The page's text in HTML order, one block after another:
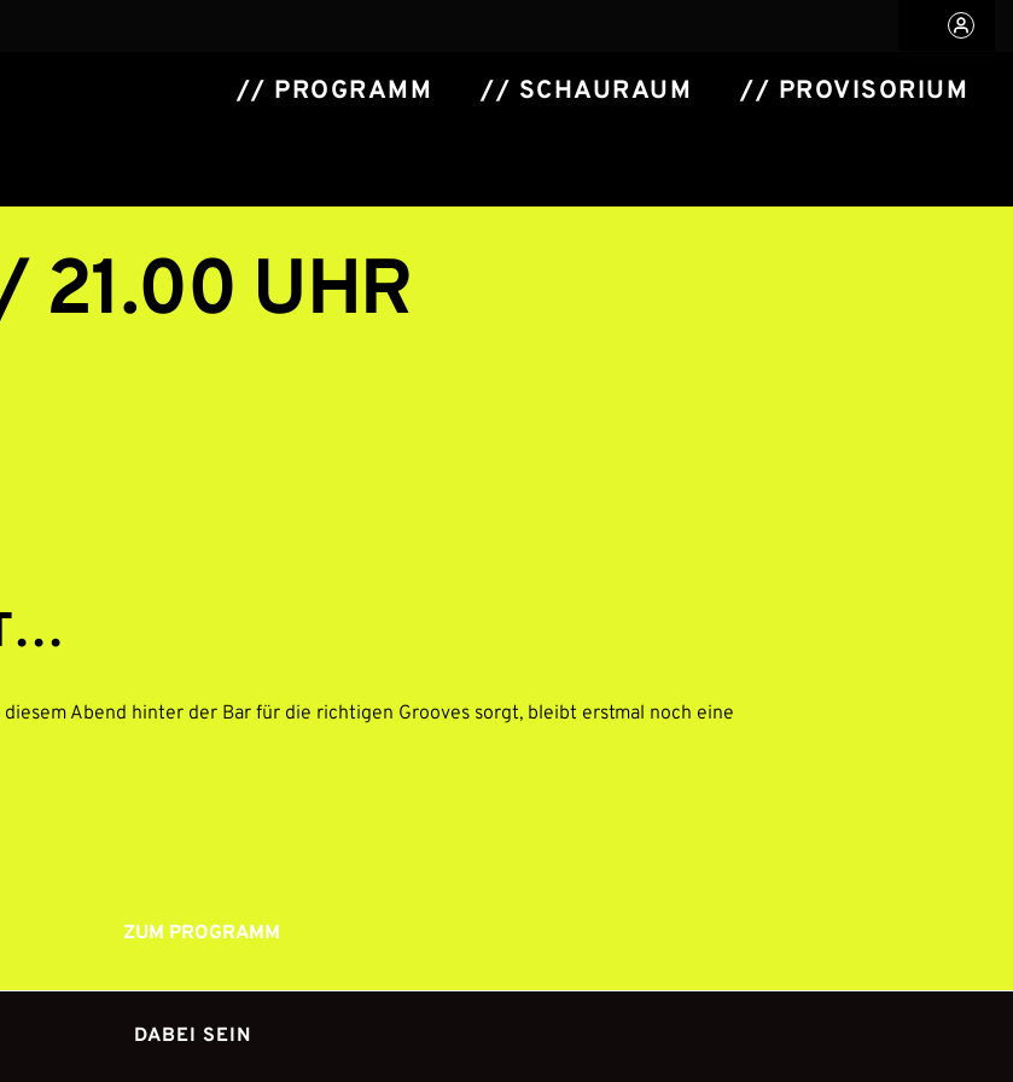
// PROGRAMM // SCHAURAUM // PROVISORIUM
21.00 UHR
Abend hinter der Bar für die richtigen Grooves sorgt, bleibt erstmal noch eine
ZUM PROGRAMM
DABEI SEIN